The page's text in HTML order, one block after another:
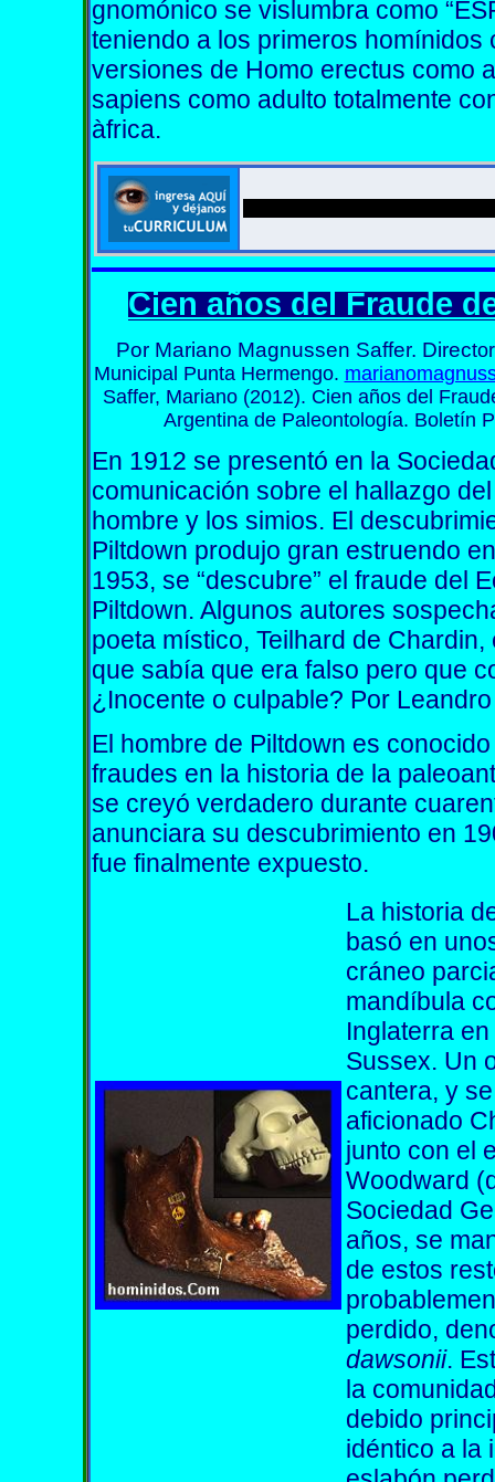
gnomónico se vislumbra como
teniendo a los primeros homínidos
versiones de Homo erectus como
sapiens como adulto totalmente
àfrica.
Cien años del Fraude
Por Mariano Magnussen Saffer. Direc
Municipal Punta Hermengo.
Saffer, Mariano (2012). Cien años del
Argentina de Paleontología. Boletín
En 1912 se presentó en la
comunicación sobre el hallazgo
hombre y los simios. El
Piltdown produjo gran estruendo
1953, se “descubre” el fraude del
Piltdown. Algunos autores
poeta místico, Teilhard de
que sabía que era falso pero que
¿Inocente o culpable? Por
El hombre de Piltdown es
fraudes en la historia de la
se creyó verdadero durante
anunciara su descubrimiento en
fue finalmente expuesto.
La historia
basó en
cráneo
mandíbula
Inglaterra
Sussex. Un
cantera, y
aficionado
junto con el
Woodward
Sociedad
años, se
de estos
perdido,
dawsonii.
la
debido
idéntico a la